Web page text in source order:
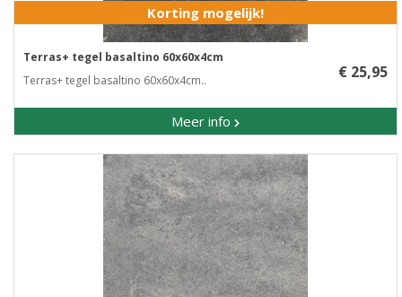
Korting mogelijk!
Terras+ tegel basaltino 60x60x4cm
Terras+ tegel basaltino 60x60x4cm..
Meer info
€ 25,95